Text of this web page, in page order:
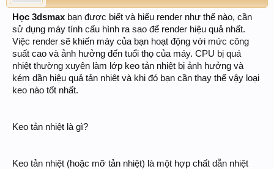
Học 3dsmax bạn được biết và hiểu render như thế nào, cần
sử dụng máy tính cấu hình ra sao để render hiệu quả nhất.
Việc render sẽ khiến máy của bạn hoạt động với mức công
suất cao và ảnh hưởng đến tuổi thọ của máy. CPU bị quá
nhiệt thường xuyên làm lớp keo tản nhiệt bị ảnh hưởng và
kém dần hiệu quả tản nhiêt và khi đó bạn cần thay thế vậy loại
keo nào tốt nhất.
Keo tản nhiệt là gì?
Keo tản nhiệt (hoặc mỡ tản nhiệt) là một hợp chất dẫn nhiệt